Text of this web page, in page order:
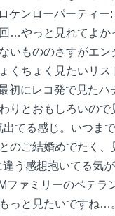
ケンローパーティ
…やっと見れてよか
いもののさすがエン
ちょく見たいリス
にレコ発で見たハ
とおもしろいので
てる感じ。いつまで
のご結婚めでたく、
う感想抱いてる気
ァミリーのベテラ
っと見たいですね…